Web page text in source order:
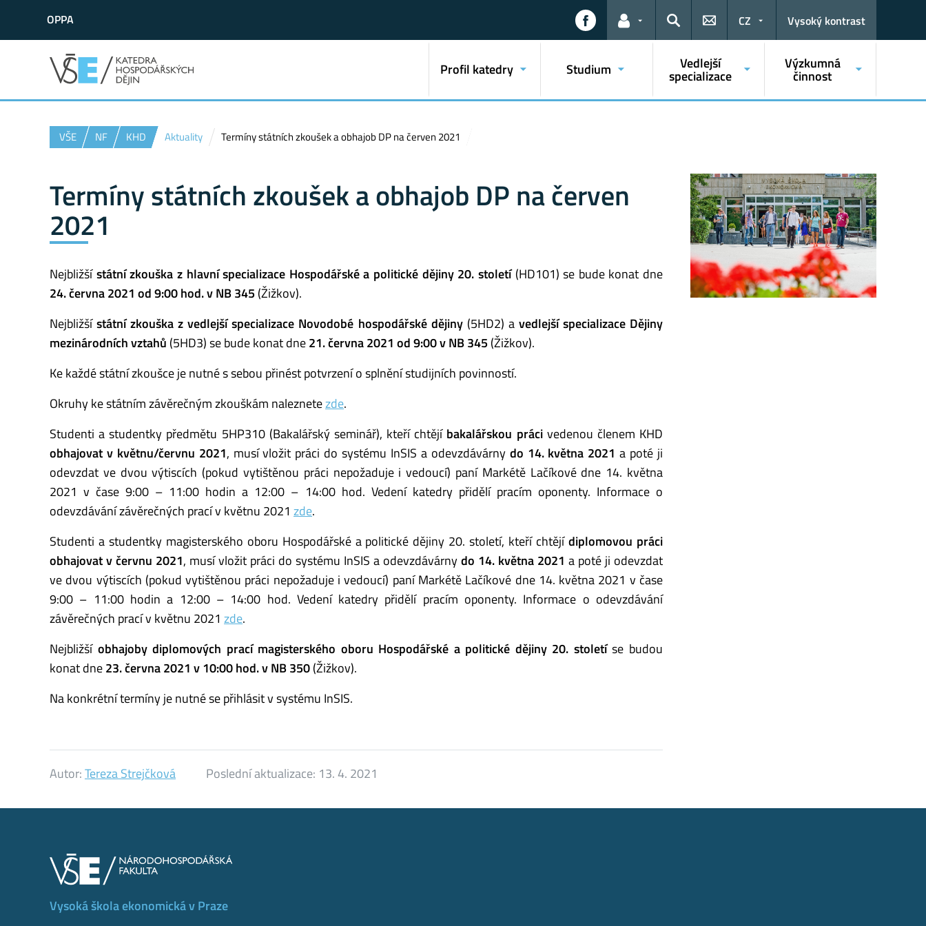
OPPA
Odkazy pro uživatele
Hledat
CZ Vysoký kontrast
Profil katedry Studium Vedlejší
specializace
Výzkumná
činnost
VŠE NF KHD Aktuality Termíny státních zkoušek a obhajob DP na červen 2021
Termíny státních zkoušek a obhajob DP na červen
2021
Nejbližšístátní zkouška z hlavní specializace Hospodářské a politické dějiny 20. století(HD101) se bude konat dne
24. června 2021 od 9:00 hod. v NB 345 (Žižkov).
Nejbližšístátní zkouška z vedlejší specializace Novodobé hospodářské dějiny(5HD2) a vedlejší specializace Dějiny
mezinárodních vztahů (5HD3) se bude konat dne21. června 2021 od 9:00 v NB 345 (Žižkov).
Ke každé státní zkoušce je nutné s sebou přinést potvrzení o splnění studijních povinností.
Okruhy ke státním závěrečným zkouškám naleznetezde.
Studenti a studentky předmětu 5HP310 (Bakalářský seminář), kteří chtějí bakalářskou prácivedenou členem KHD
obhajovat v květnu/červnu 2021, musí vložit práci do systému InSIS a odevzdávárny do 14. května 2021 a poté ji
odevzdat ve dvou výtiscích (pokud vytištěnou práci nepožaduje i vedoucí) paní Markétě Lačíkové dne 14. května
2021 v čase 9:00 – 11:00 hodin a 12:00 – 14:00 hod. Vedení katedry přidělí pracím oponenty. Informace o
odevzdávání závěrečných prací v květnu 2021 zde.
Studenti a studentky magisterského oboru Hospodářské a politické dějiny 20. století, kteří chtějídiplomovou práci
obhajovat v červnu 2021, musí vložit práci do systému InSIS a odevzdávárnydo 14. května 2021 a poté ji odevzdat
ve dvou výtiscích (pokud vytištěnou práci nepožaduje i vedoucí) paní Markétě Lačíkové dne 14. května 2021 v čase
9:00 – 11:00 hodin a 12:00 – 14:00 hod. Vedení katedry přidělí pracím oponenty. Informace o odevzdávání
závěrečných prací v květnu 2021 zde.
Nejbližší obhajoby diplomových prací magisterského oboru Hospodářské a politické dějiny 20. stoletíse budou
konat dne23. června 2021 v 10:00 hod. v NB 350(Žižkov).
Na konkrétní termíny je nutné se přihlásit v systému InSIS.
Autor:Tereza Strejčková Poslední aktualizace: 13. 4. 2021
Vysoká škola ekonomická v Praze